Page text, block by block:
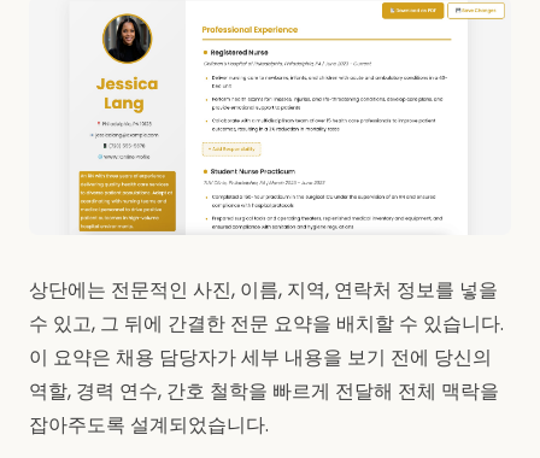
상단에는 전문적인 사진, 이름, 지역, 연락처 정보를 넣을
수 있고, 그 뒤에 간결한 전문 요약을 배치할 수 있습니다.
이 요약은 채용 담당자가 세부 내용을 보기 전에 당신의
역할, 경력 연수, 간호 철학을 빠르게 전달해 전체 맥락을
잡아주도록 설계되었습니다.